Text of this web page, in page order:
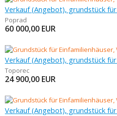
Verkauf (Angebot), grundstück
Poprad
60 000,00 EUR
Verkauf (Angebot), grundstück
Toporec
24 900,00 EUR
Verkauf (Angebot), grundstück